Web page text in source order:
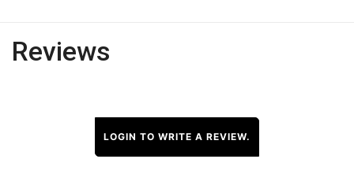
Reviews
LOGIN TO WRITE A REVIEW.